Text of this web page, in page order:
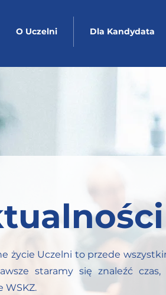
O Uczelni Dla Kandydata
życie Uczelni to przede
staramy się znaleźć
WSKZ.